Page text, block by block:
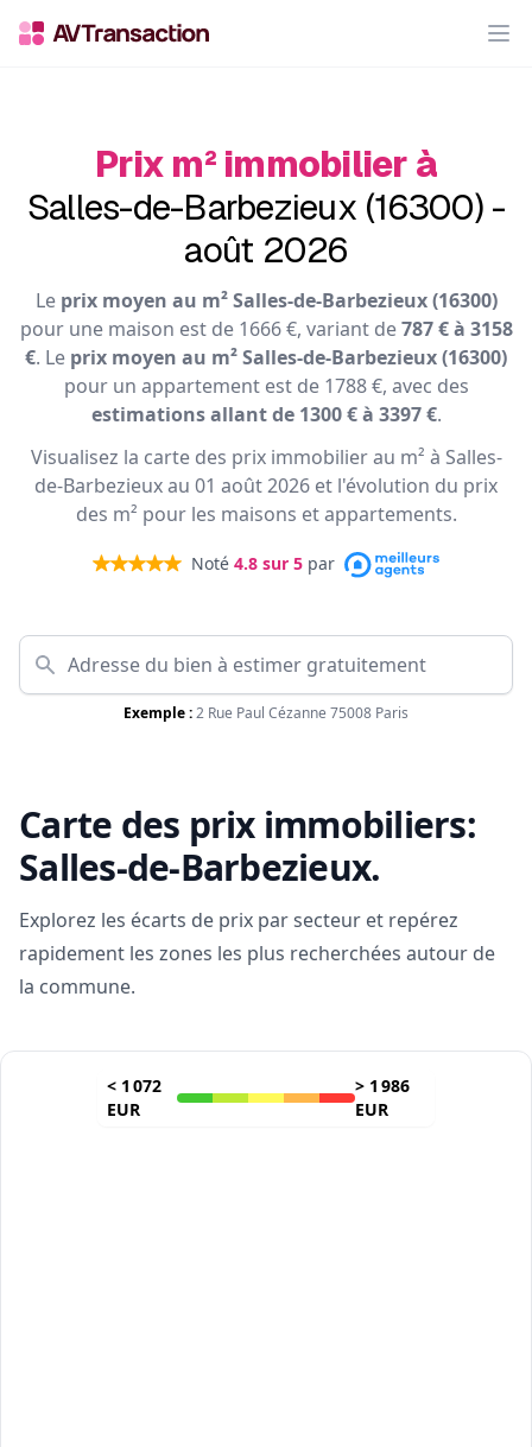
Prix m² immobilier à
Salles-de-Barbezieux (16300) -
août 2026
Le prix moyen au m² Salles-de-Barbezieux (16300)
pour une maison est de 1666 €, variant de787 € à 3158
€. Le prix moyen au m² Salles-de-Barbezieux (16300)
pour un appartement est de 1788 €, avec des
estimations allant de 1300 € à 3397 €.
Visualisez la carte des prix immobilier au m² à Salles-
de-Barbezieux au 01 août 2026 et l'évolution du prix
des m² pour les maisons et appartements.
Noté 4.8 sur 5 par
Exemple :2 Rue Paul Cézanne 75008 Paris
Carte des prix immobiliers:
Salles-de-Barbezieux.
Explorez les écarts de prix par secteur et repérez
rapidement les zones les plus recherchées autour de
la commune.
< 1 072
EUR
> 1 986
EUR